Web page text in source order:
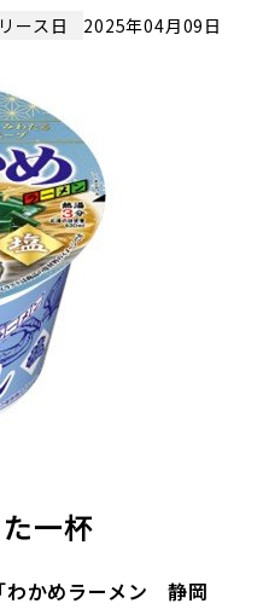
ース日 2025年04月09日
一杯
「わかめラーメン 静岡